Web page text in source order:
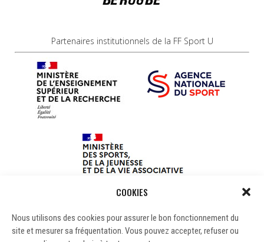
COOKIES
Nous utilisons des cookies pour assurer le bon fonctionnement du
site et mesurer sa fréquentation. Vous pouvez accepter, refuser ou
Partenaires institutionnels de la FF Sport U